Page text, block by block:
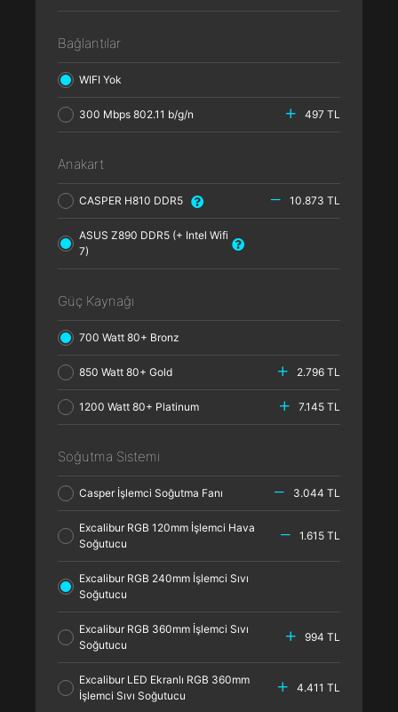
Bağlantılar
WIFI Yok
300 Mbps 802.11 b/g/n 497 TL
Anakart
CASPER H810 DDR5 10.873 TL
ASUS Z890 DDR5 (+ Intel Wifi
7)
Güç Kaynağı
700 Watt 80+ Bronz
850 Watt 80+ Gold 2.796 TL
1200 Watt 80+ Platinum 7.145 TL
Soğutma Sistemi
Casper İşlemci Soğutma Fanı 3.044 TL
Excalibur RGB 120mm İşlemci Hava
Soğutucu
1.615 TL
Excalibur RGB 240mm İşlemci Sıvı
Soğutucu
Excalibur RGB 360mm İşlemci Sıvı
Soğutucu
994 TL
Excalibur LED Ekranlı RGB 360mm
İşlemci Sıvı Soğutucu
4.411 TL